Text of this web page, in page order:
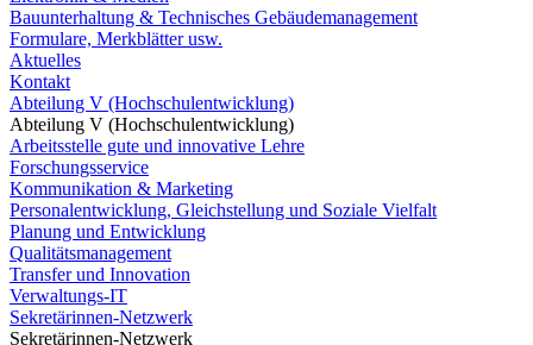
Bauunterhaltung & Technisches Gebäudemanagement
Formulare, Merkblätter usw.
Aktuelles
Kontakt
Abteilung V (Hochschulentwicklung)
Abteilung V (Hochschulentwicklung)
Arbeitsstelle gute und innovative Lehre
Forschungsservice
Kommunikation & Marketing
Personalentwicklung, Gleichstellung und Soziale Vielfalt
Planung und Entwicklung
Qualitätsmanagement
Transfer und Innovation
Verwaltungs-IT
Sekretärinnen-Netzwerk
Sekretärinnen-Netzwerk